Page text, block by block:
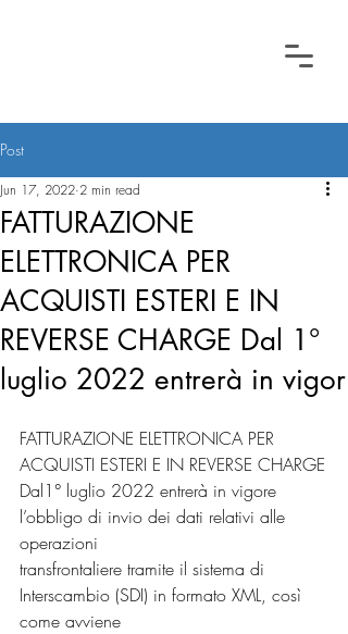
Post
FATTURAZIONE
ELETTRONICA PER
ACQUISTI ESTERI E IN
REVERSE CHARGE Dal 1°
luglio 2022 entrerà in vigor
Jun 17, 2022 2 min read
FATTURAZIONE ELETTRONICA PER
ACQUISTI ESTERI E IN REVERSE CHARGE
Dal1° luglio 2022 entrerà in vigore
l’obbligo di invio dei dati relativi alle
operazioni
transfrontaliere tramite il sistema di
Interscambio (SDI) in formato XML, così
come avviene